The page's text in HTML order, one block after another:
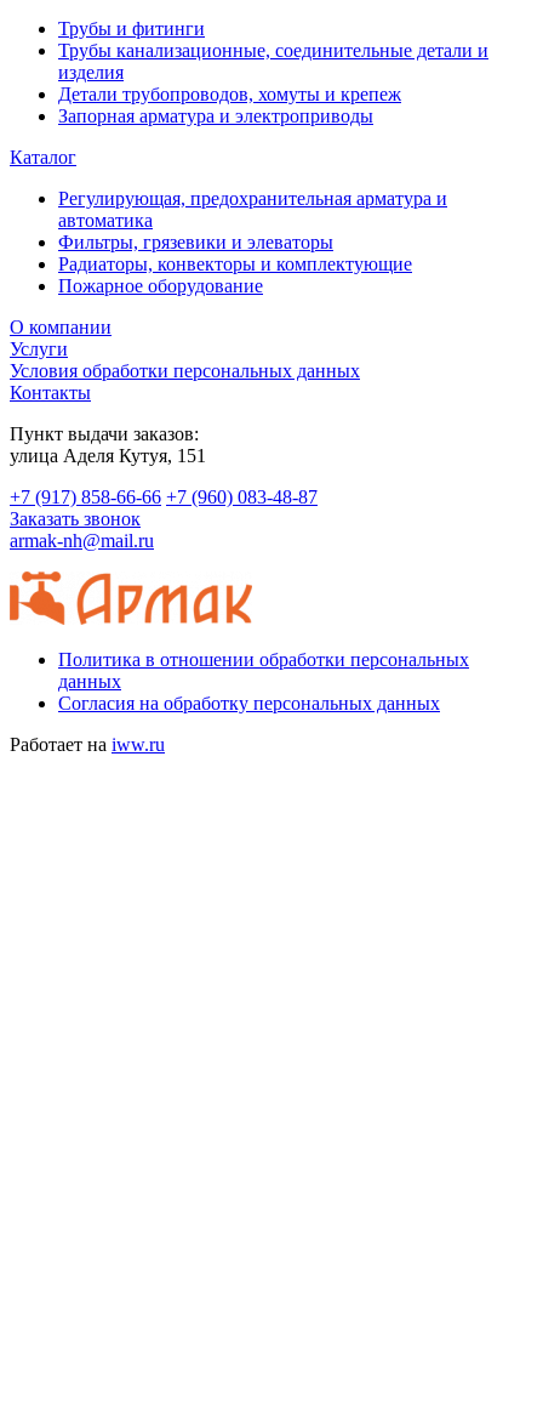
Трубы и фитинги
Трубы канализационные, соединительные детали и
изделия
Детали трубопроводов, хомуты и крепеж
Запорная арматура и электроприводы
Каталог
Регулирующая, предохранительная арматура и
автоматика
Фильтры, грязевики и элеваторы
Радиаторы, конвекторы и комплектующие
Пожарное оборудование
О компании
Услуги
Условия обработки персональных данных
Контакты
Пункт выдачи заказов:
​улица Аделя Кутуя, 151
+7 (917) 858-66-66 +7 (960) 083-48-87
Заказать звонок
armak-nh@mail.ru
Политика в отношении обработки персональных
данных
Согласия на обработку персональных данных
Работает на iww.ru